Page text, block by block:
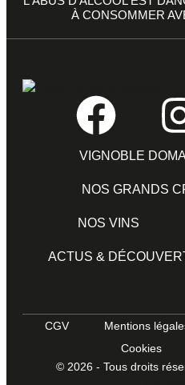
À CONSOMMER
VIGNOBLE
NOS GRANDS
NOS VINS
ACTUS &
© 2026 - Tous droits
CGV Mentions
Cookies